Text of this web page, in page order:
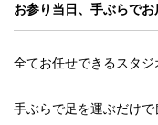
お参り当日、手ぶらで
全てお任せできるスタジ
手ぶらで足を運ぶだけで